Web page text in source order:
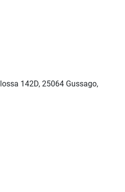
142D, 25064 Gussago,